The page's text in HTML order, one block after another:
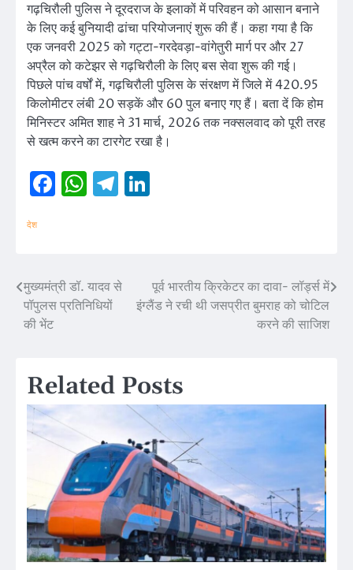
गढ़चिरौली पुलिस ने दूरदराज के इलाकों में परिवहन को आसान बनाने
के लिए कई बुनियादी ढांचा परियोजनाएं शुरू की हैं। कहा गया है कि
एक जनवरी 2025 को गट्टा-गरदेवड़ा-वांगेतुरी मार्ग पर और 27
अप्रैल को कटेझर से गढ़चिरौली के लिए बस सेवा शुरू की गई।
पिछले पांच वर्षों में, गढ़चिरौली पुलिस के संरक्षण में जिले में 420.95
किलोमीटर लंबी 20 सड़कें और 60 पुल बनाए गए हैं। बता दें कि होम
मिनिस्टर अमित शाह ने 31 मार्च, 2026 तक नक्सलवाद को पूरी तरह
से खत्म करने का टारगेट रखा है।
Facebook
WhatsApp
Telegram
देश
Post
navigation
मुख्यमंत्री डॉ. यादव से
पॉपुलस प्रतिनिधियों
की भेंट
पूर्व भारतीय क्रिकेटर का दावा- लॉर्ड्स में
इंग्लैंड ने रची थी जसप्रीत बुमराह को चोटिल
करने की साजिश
Related Posts